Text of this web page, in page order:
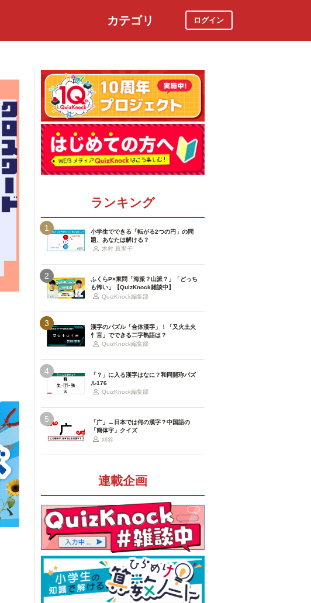
カテゴリ ログイン
ランキング
1
小学生でできる「転がる2つの円」の問
題、あなたは解ける？
木村 真実子
2
ふくらP×東問「海派？山派？」「どっち
も怖い」【QuizKnock雑談中】
QuizKnock編集部
3
漢字のパズル「合体漢字」！「又火土火
忄言」でできる二字熟語は？
QuizKnock編集部
4
「？」に入る漢字はなに？和同開珎パズ
ル176
QuizKnock編集部
5
「广」←日本では何の漢字？中国語の
「簡体字」クイズ
刈谷
連載企画